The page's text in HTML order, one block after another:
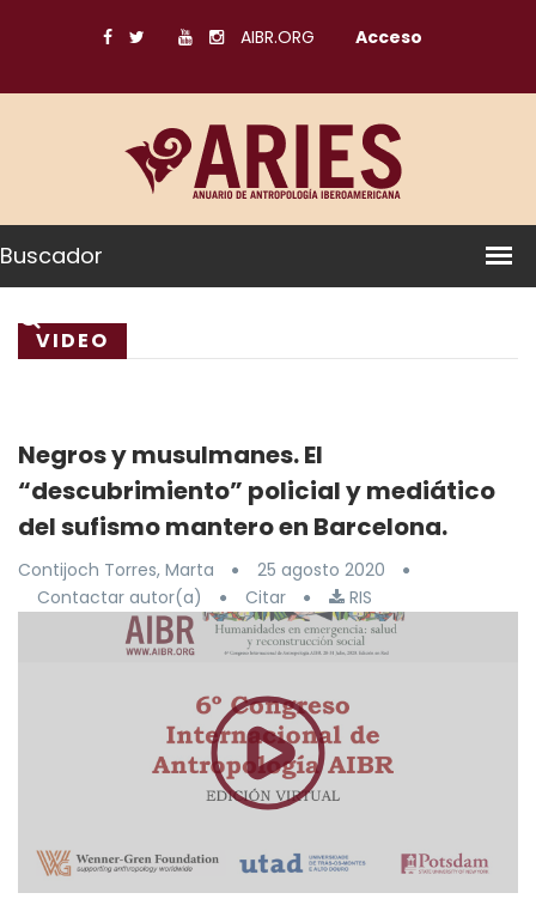
AIBR.ORG Acceso
Buscador
VIDEO
Negros y musulmanes. El
“descubrimiento” policial y mediático
del sufismo mantero en Barcelona.
Contijoch Torres, Marta
25 agosto 2020
Contactar autor(a)
Citar RIS